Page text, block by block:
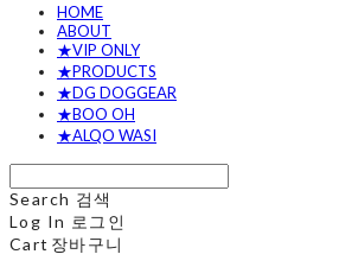
HOME
ABOUT
★VIP ONLY
★PRODUCTS
★DG DOGGEAR
★BOO OH
★ALQO WASI
Search 검색
Log In 로그인
Cart 장바구니